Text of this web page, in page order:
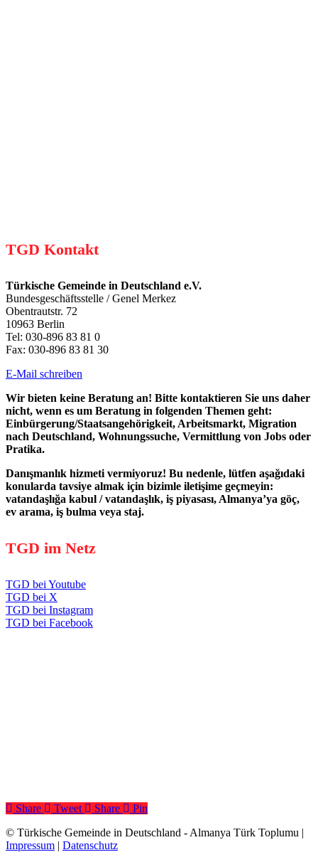
TGD Kontakt
Türkische Gemeinde in Deutschland e.V.
Bundesgeschäftsstelle / Genel Merkez
Obentrautstr. 72
10963 Berlin
Tel: 030-896 83 81 0
Fax: 030-896 83 81 30
E-Mail schreiben
Wir bieten keine Beratung an! Bitte kontaktieren Sie uns daher
nicht, wenn es um Beratung in folgenden Themen geht:
Einbürgerung/Staatsangehörigkeit, Arbeitsmarkt, Migration
nach Deutschland, Wohnungssuche, Vermittlung von Jobs oder
Pratika.
Danışmanlık hizmeti vermiyoruz! Bu nedenle, lütfen aşağıdaki
konularda tavsiye almak için bizimle iletişime geçmeyin:
vatandaşlığa kabul / vatandaşlık, iş piyasası, Almanya’ya göç,
ev arama, iş bulma veya staj.
TGD im Netz
TGD bei Youtube
TGD bei X
TGD bei Instagram
TGD bei Facebook
Share Tweet Share
Pin
© Türkische Gemeinde in Deutschland - Almanya Türk Toplumu |
Impressum | Datenschutz